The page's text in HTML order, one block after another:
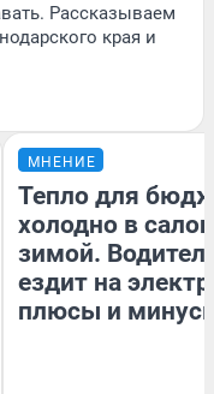
Рассказываем
края и
МНЕНИЕ
Тепло для
холодно в
зимой.
ездит на
плюсы и